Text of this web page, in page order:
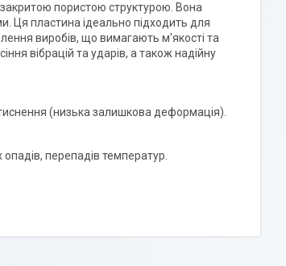
пористою структурою. Вона
Ця пластина ідеально підходить для
виробів, що вимагають м'якості та
вібрацій та ударів, а також надійну
(низька залишкова деформація).
перепадів температур.